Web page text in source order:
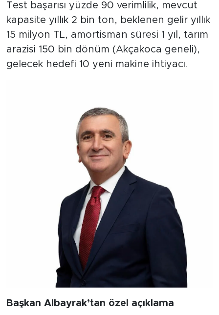
Test başarısı yüzde 90 verimlilik, mevcut
kapasite yıllık 2 bin ton, beklenen gelir yıllık
15 milyon TL, amortisman süresi 1 yıl, tarım
arazisi 150 bin dönüm (Akçakoca geneli),
gelecek hedefi 10 yeni makine ihtiyacı.
Başkan Albayrak’tan özel açıklama